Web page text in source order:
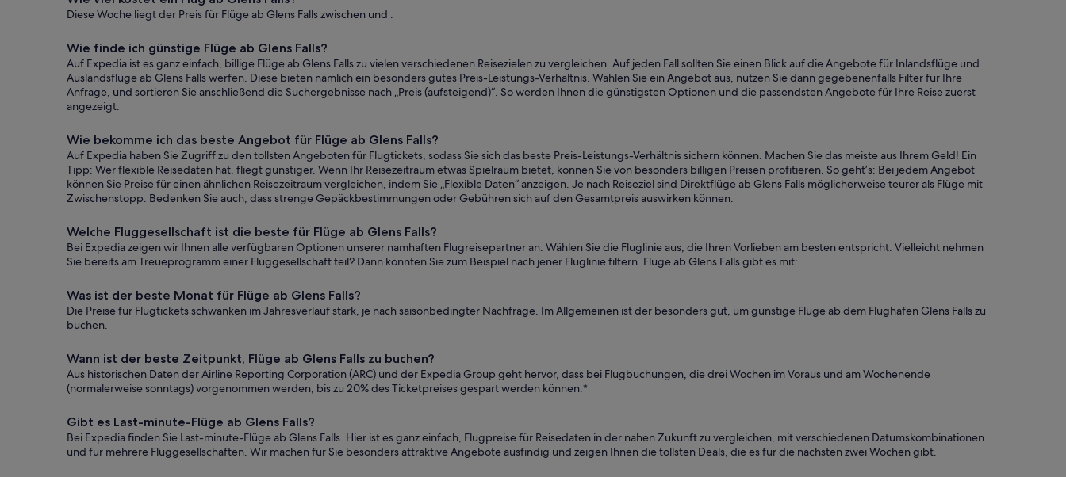
Diese Woche liegt der Preis für Flüge ab Glens Falls zwischen und .
Wie finde ich günstige Flüge ab Glens Falls?
Auf Expedia ist es ganz einfach, billige Flüge ab Glens Falls zu vielen verschiedenen Reisezielen zu vergleichen. Auf jeden Fall sollten Sie einen Blick auf die Angebote für Inlandsflüge und
Auslandsflüge ab Glens Falls werfen. Diese bieten nämlich ein besonders gutes Preis-Leistungs-Verhältnis. Wählen Sie ein Angebot aus, nutzen Sie dann gegebenenfalls Filter für Ihre
Anfrage, und sortieren Sie anschließend die Suchergebnisse nach „Preis (aufsteigend)“. So werden Ihnen die günstigsten Optionen und die passendsten Angebote für Ihre Reise zuerst
angezeigt.
Wie bekomme ich das beste Angebot für Flüge ab Glens Falls?
Auf Expedia haben Sie Zugriff zu den tollsten Angeboten für Flugtickets, sodass Sie sich das beste Preis-Leistungs-Verhältnis sichern können. Machen Sie das meiste aus Ihrem Geld! Ein
Tipp: Wer flexible Reisedaten hat, fliegt günstiger. Wenn Ihr Reisezeitraum etwas Spielraum bietet, können Sie von besonders billigen Preisen profitieren. So geht’s: Bei jedem Angebot
können Sie Preise für einen ähnlichen Reisezeitraum vergleichen, indem Sie „Flexible Daten“ anzeigen. Je nach Reiseziel sind Direktflüge ab Glens Falls möglicherweise teurer als Flüge mit
Zwischenstopp. Bedenken Sie auch, dass strenge Gepäckbestimmungen oder Gebühren sich auf den Gesamtpreis auswirken können.
Welche Fluggesellschaft ist die beste für Flüge ab Glens Falls?
Bei Expedia zeigen wir Ihnen alle verfügbaren Optionen unserer namhaften Flugreisepartner an. Wählen Sie die Fluglinie aus, die Ihren Vorlieben am besten entspricht. Vielleicht nehmen
Sie bereits am Treueprogramm einer Fluggesellschaft teil? Dann könnten Sie zum Beispiel nach jener Fluglinie filtern. Flüge ab Glens Falls gibt es mit: .
Was ist der beste Monat für Flüge ab Glens Falls?
Die Preise für Flugtickets schwanken im Jahresverlauf stark, je nach saisonbedingter Nachfrage. Im Allgemeinen ist der besonders gut, um günstige Flüge ab dem Flughafen Glens Falls zu
buchen.
Wann ist der beste Zeitpunkt, Flüge ab Glens Falls zu buchen?
Aus historischen Daten der Airline Reporting Corporation (ARC) und der Expedia Group geht hervor, dass bei Flugbuchungen, die drei Wochen im Voraus und am Wochenende
(normalerweise sonntags) vorgenommen werden, bis zu 20% des Ticketpreises gespart werden können.*
Gibt es Last-minute-Flüge ab Glens Falls?
Bei Expedia finden Sie Last-minute-Flüge ab Glens Falls. Hier ist es ganz einfach, Flugpreise für Reisedaten in der nahen Zukunft zu vergleichen, mit verschiedenen Datumskombinationen
und für mehrere Fluggesellschaften. Wir machen für Sie besonders attraktive Angebote ausfindig und zeigen Ihnen die tollsten Deals, die es für die nächsten zwei Wochen gibt.